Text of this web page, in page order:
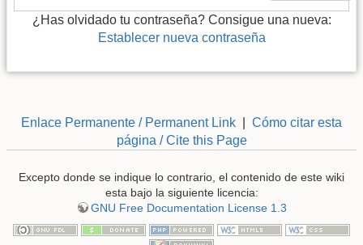
¿Has olvidado tu contraseña? Consigue una nueva:
Establecer nueva contraseña
Enlace Permanente / Permanent Link
Cómo citar esta
página / Cite this Page
Excepto donde se indique lo contrario, el contenido de este wiki
esta bajo la siguiente licencia:
GNU Free Documentation License 1.3